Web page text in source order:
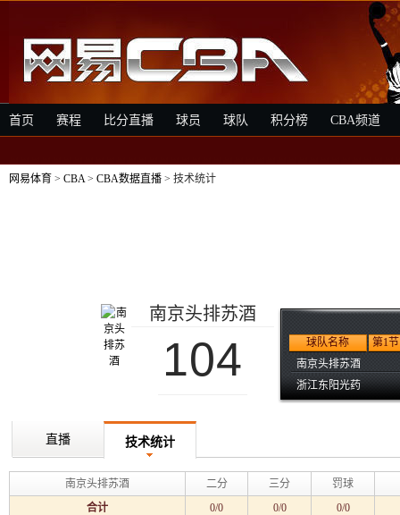
首页 赛程 比分直播 球员 球队 积分榜 CBA频道
网易体育 > CBA> CBA数据直播 > 技术统计
南京头排苏酒
104 球队名称
第1节
南京头排苏酒
浙江东阳光药
直播 技术统计
南京头排苏酒 二分 三分
罚球
合计
0/0 0/0 0/0